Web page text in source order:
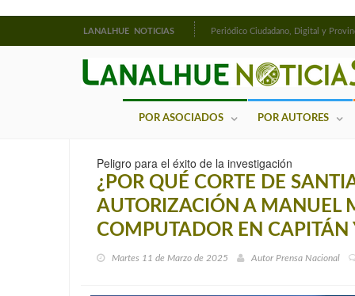
LANALHUE NOTICIAS Periódico Ciudadano, Digital y
POR ASOCIADOS POR AUTORES
Peligro para el éxito de la investigación
¿POR QUÉ CORTE DE
AUTORIZACIÓN A MANUEL
COMPUTADOR EN CAPITÁN
Martes 11 de Marzo de 2025 Autor Prensa Nacional